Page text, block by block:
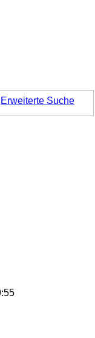
Erweiterte Suche